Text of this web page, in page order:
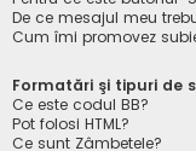
De ce mesajul meu
Cum îmi promovez
Formatări şi tipuri de
Ce este codul BB?
Pot folosi HTML?
Ce sunt Zâmbetele?